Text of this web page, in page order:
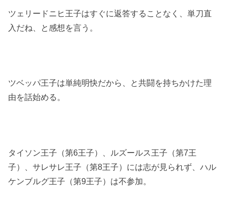
ツェリードニヒ王子はすぐに返答することなく、単刀直
入だね、と感想を言う。
ツベッパ王子は単純明快だから、と共闘を持ちかけた理
由を話始める。
タイソン王子（第6王子）、ルズールス王子（第7王
子）、サレサレ王子（第8王子）には志が見られず、ハル
ケンブルグ王子（第9王子）は不参加。